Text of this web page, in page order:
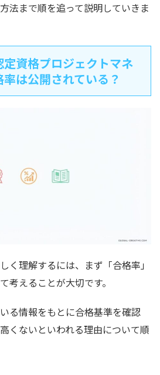
法まで順を追って説明していきま
資格プロジェクトマネ
は公開されている？
く理解するには、まず「合格率」
考えることが大切です。
る情報をもとに合格基準を確認
くないといわれる理由について順